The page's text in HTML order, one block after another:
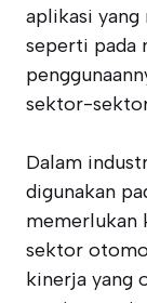
aplikasi
seperti pada
sektor-
Dalam
digunakan
memerlukan
sektor
kinerja yang